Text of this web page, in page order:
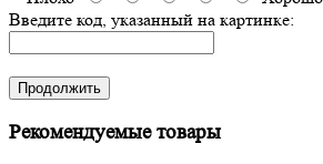
Введите код, указанный на картинке:
Продолжить
Рекомендуемые товары